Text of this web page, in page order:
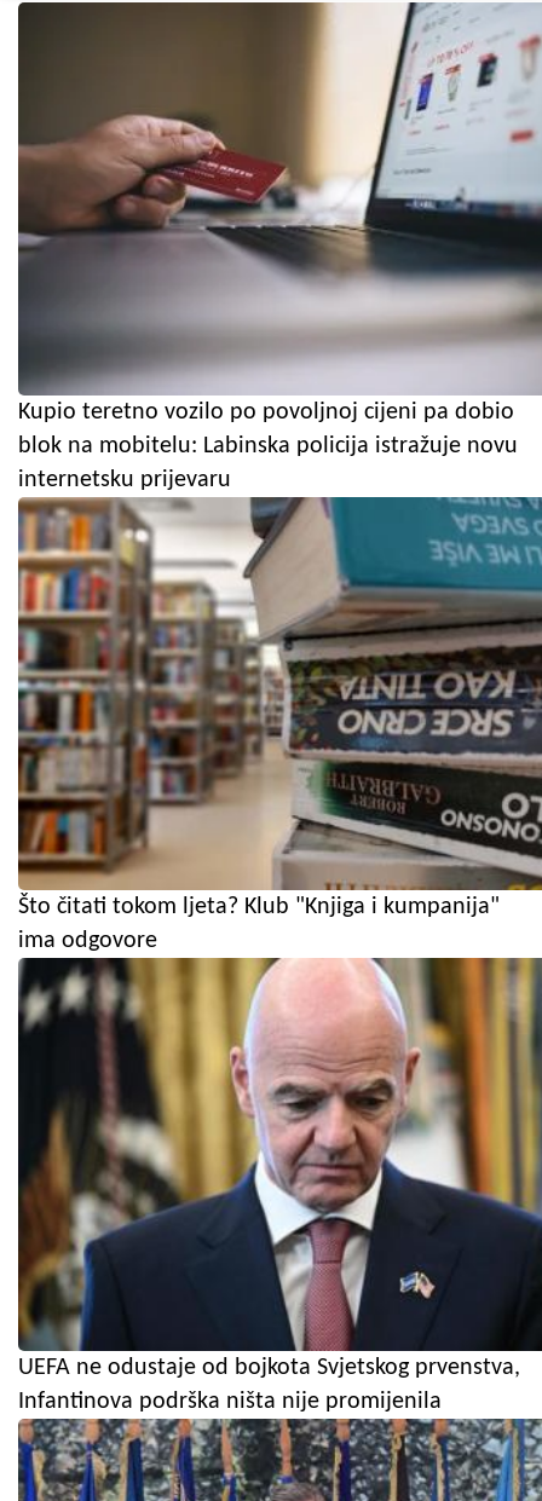
Kupio teretno vozilo po povoljnoj cijeni pa dobio
blok na mobitelu: Labinska policija istražuje novu
internetsku prijevaru
Što čitati tokom ljeta? Klub "Knjiga i kumpanija"
ima odgovore
UEFA ne odustaje od bojkota Svjetskog prvenstva,
Infantinova podrška ništa nije promijenila